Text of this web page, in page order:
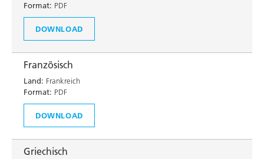
Format: PDF
DOWNLOAD
Französisch
Land: Frankreich
Format: PDF
DOWNLOAD
Griechisch